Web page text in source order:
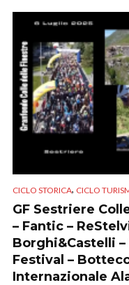
CICLO STORICA, CICLO
GF Sestriere
– Fantic –
Borghi&Castelli
Festival –
Internazionale